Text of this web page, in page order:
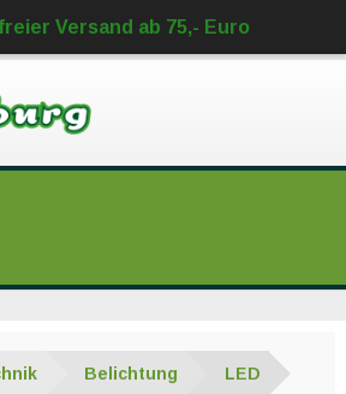
Versand ab 75,- Euro
Belichtung
LED